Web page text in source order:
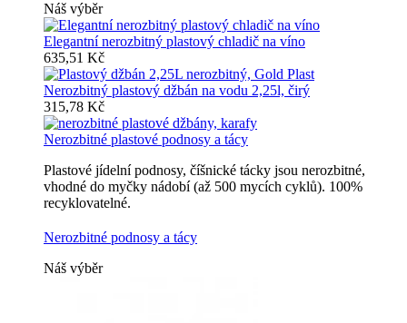
Náš výběr
Elegantní nerozbitný plastový chladič na víno
635,51 Kč
Nerozbitný plastový džbán na vodu 2,25l, čirý
315,78 Kč
Nerozbitné plastové podnosy a tácy
Plastové jídelní podnosy, číšnické tácky jsou nerozbitné,
vhodné do myčky nádobí (až 500 mycích cyklů). 100%
recyklovatelné.
Nerozbitné podnosy a tácy
Náš výběr